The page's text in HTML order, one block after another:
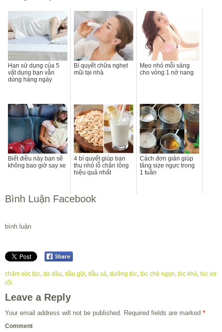
Hạn sử dụng của 5
vật dụng bạn vẫn
dùng hàng ngày
Bí quyết chữa nghẹt
mũi tại nhà
Mẹo nhỏ mỗi sáng
cho vòng 1 nở nang
Biết điều này bạn sẽ
không bao giờ say xe
4 bí quyết giúp bạn
thu nhỏ lỗ chân lông
hiệu quả nhất
Cách đơn giản giúp
tăng size ngực trong
1 tuần
Bình Luận Facebook
bình luận
chăm sóc tóc da dầu dầu gội dầu xả dưỡng tóc tóc chẻ ngọn tóc khô tóc xơ
rối
Leave a Reply
Your email address will not be published. Required fields are marked *
Comment